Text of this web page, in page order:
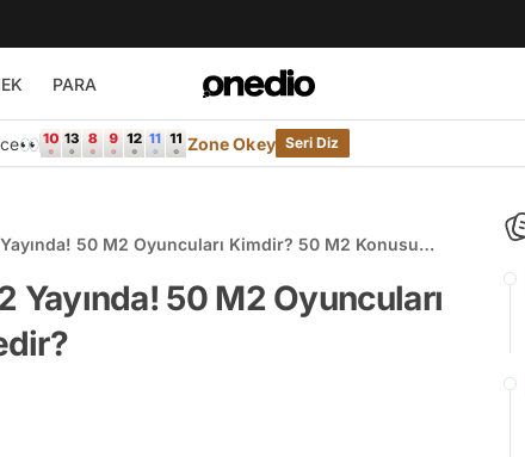
PARA
Zone Okey Seri Diz
50 M2 Oyuncuları Kimdir? 50 M2 Konusu
50 M2 Oyuncuları